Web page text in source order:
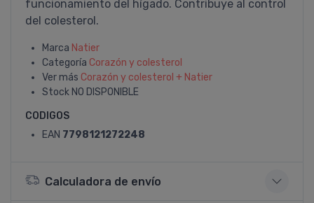
funcionamiento del hí­gado. Contribuye al control
del colesterol.
Marca Natier
Categoría Corazón y colesterol
Ver más Corazón y colesterol + Natier
Stock NO DISPONIBLE
CODIGOS
EAN 7798121272248
Calculadora de envío